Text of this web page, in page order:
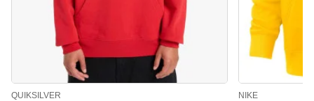
QUIKSILVER NIKE